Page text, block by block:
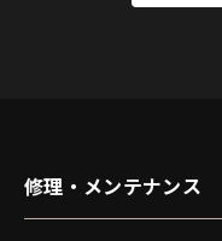
修理・メンテナンス